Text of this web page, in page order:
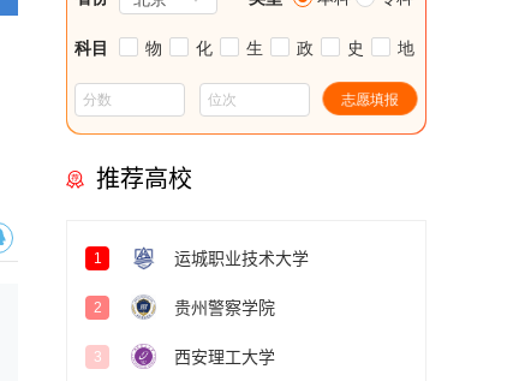
推荐高校
1 运城职业技术大学
2 贵州警察学院
3 西安理工大学